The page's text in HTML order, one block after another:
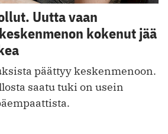
Uutta vaan
kokenut jää
päättyy keskenmenoon.
saatu tuki on usein